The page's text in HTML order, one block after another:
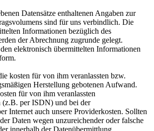
Datensätze enthaltenen Angaben zur
sind für uns verbindlich. Die
Informationen bezüglich des
der Abrechnung zugrunde gelegt.
elektronisch übermittelten Informationen
kosten für von ihm veranlassten bzw.
Herstellung gebotenen Aufwand.
für von ihm veranlassten
(z.B. per ISDN) und bei der
Internet auch unsere Providerkosten. Sollten
Daten wegen unzureichender oder falsche
innerhalb der Datenübermittlung